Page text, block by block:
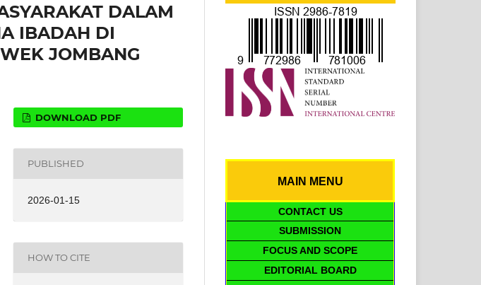
DALAM
IBADAH DI
JOMBANG
DOWNLOAD PDF
PUBLISHED
2026-01-15
HOW TO CITE
MAIN MENU
CONTACT US
SUBMISSION
FOCUS AND SCOPE
EDITORIAL BOARD